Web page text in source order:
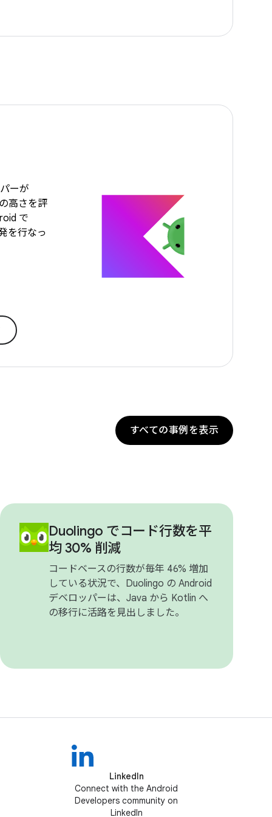
ーが
高さを評
で
を行なっ
すべての事例を表示
Duolingo でコード行数を平
均 30% 削減
コードベースの行数が毎年 46% 増加
している状況で、Duolingo の Android
デベロッパーは、Java から Kotlin へ
の移行に活路を見出しました。
LinkedIn
Connect with the Android
Developers community on
LinkedIn